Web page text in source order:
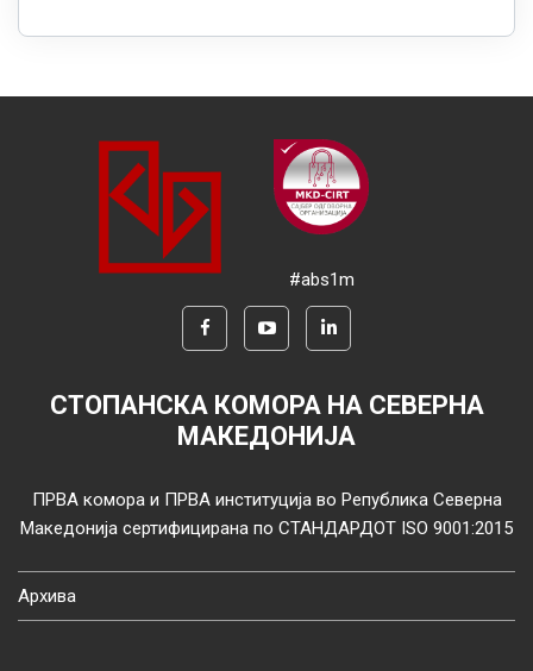
#abs1m
СТОПАНСКА КОМОРА НА СЕВЕРНА
МАКЕДОНИЈА
ПРВА комора и ПРВА институција во Република Северна
Македонија сертифицирана по СТАНДАРДОТ ISO 9001:2015
Архива